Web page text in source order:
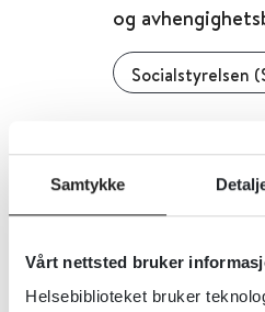
Samtykke
Vårt nettsted bruker
Helsebiblioteket bruker
og
Socialstyrelsen
Ny rapport: